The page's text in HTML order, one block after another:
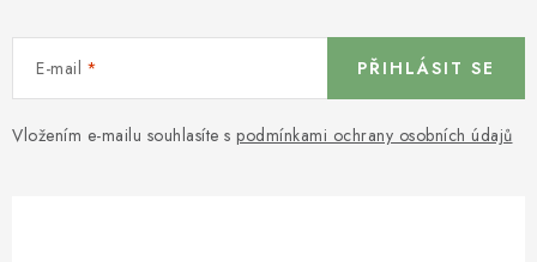
E-mail
Vložením e-mailu souhlasíte s podmínkami ochrany osobních údajů
PŘIHLÁSIT SE